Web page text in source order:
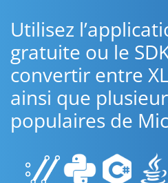
Utilisez
gratuite ou le
convertir entre
ainsi que
populaires de